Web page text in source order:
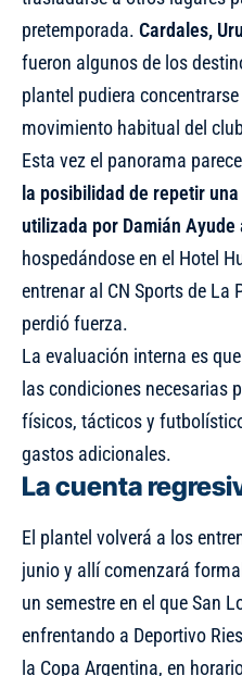
pretemporada. Cardales,
fueron algunos de los
plantel pudiera
movimiento habitual del
Esta vez el panorama
la posibilidad de repetir
utilizada por Damián
hospedándose en el Hotel
entrenar al CN Sports de La
perdió fuerza.
La evaluación interna es
las condiciones necesarias
físicos, tácticos y
gastos adicionales.
La cuenta
El plantel volverá a los
junioy allí comenzará
un semestre en el que San
enfrentando a Deportivo
la Copa Argentina, en